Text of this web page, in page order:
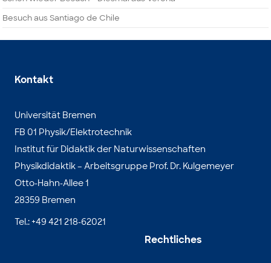
Besuch aus Santiago de Chile
Kontakt
Universität Bremen
FB 01 Physik/Elektrotechnik
Institut für Didaktik der Naturwissenschaften
Physikdidaktik – Arbeitsgruppe Prof. Dr. Kulgemeyer
Otto-Hahn-Allee 1
28359 Bremen
Tel.: +49 421 218-62021
Rechtliches